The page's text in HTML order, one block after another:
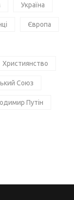
Україна
Європа
Християнство
Союз
Путін